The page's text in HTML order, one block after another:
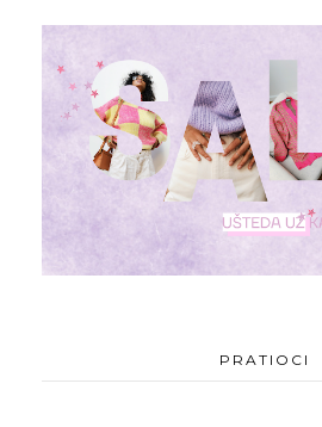
PRATIOCI